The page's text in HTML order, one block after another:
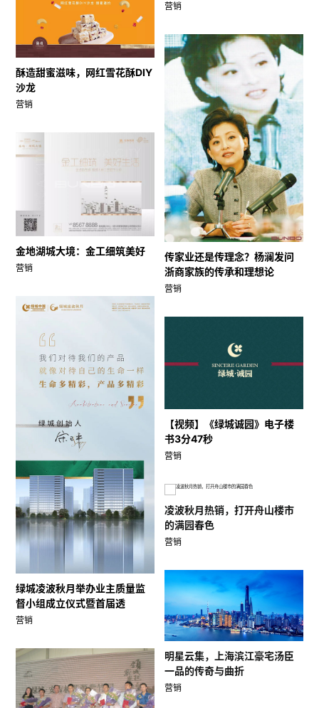
营销
酥造甜蜜滋味，网红雪花酥DIY
沙龙
营销
传家业还是传理念？杨澜发问
浙商家族的传承和理想论
营销
金地湖城大境：金工细筑美好
营销
绿城凌波秋月举办业主质量监
督小组成立仪式暨首届透
营销
【视频】《绿城诚园》电子楼
书3分47秒
营销
凌波秋月热销，打开舟山楼市
的满园春色
营销
明星云集，上海滨江豪宅汤臣
一品的传奇与曲折
营销